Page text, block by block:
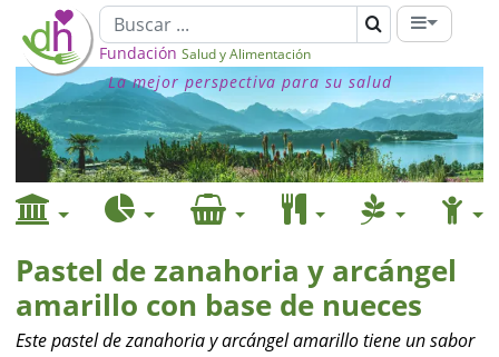
Fundación Salud y Alimentación
La mejor perspectiva para su salud
Pastel de zanahoria y arcángel
amarillo con base de nueces
Este pastel de zanahoria y arcángel amarillo tiene un sabor